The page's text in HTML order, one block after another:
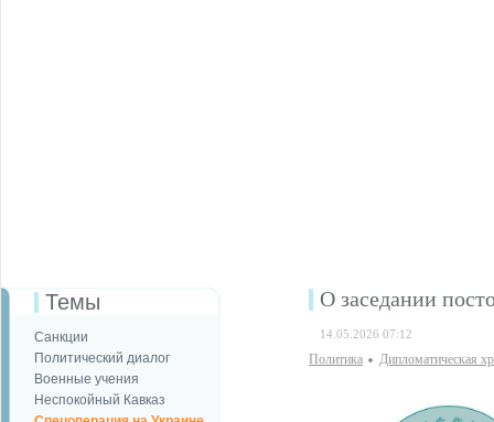
Темы
Санкции
Политический диалог
Военные учения
Неспокойный Кавказ
О заседании
14.05.2026 07:12
Политика Дипломатическая